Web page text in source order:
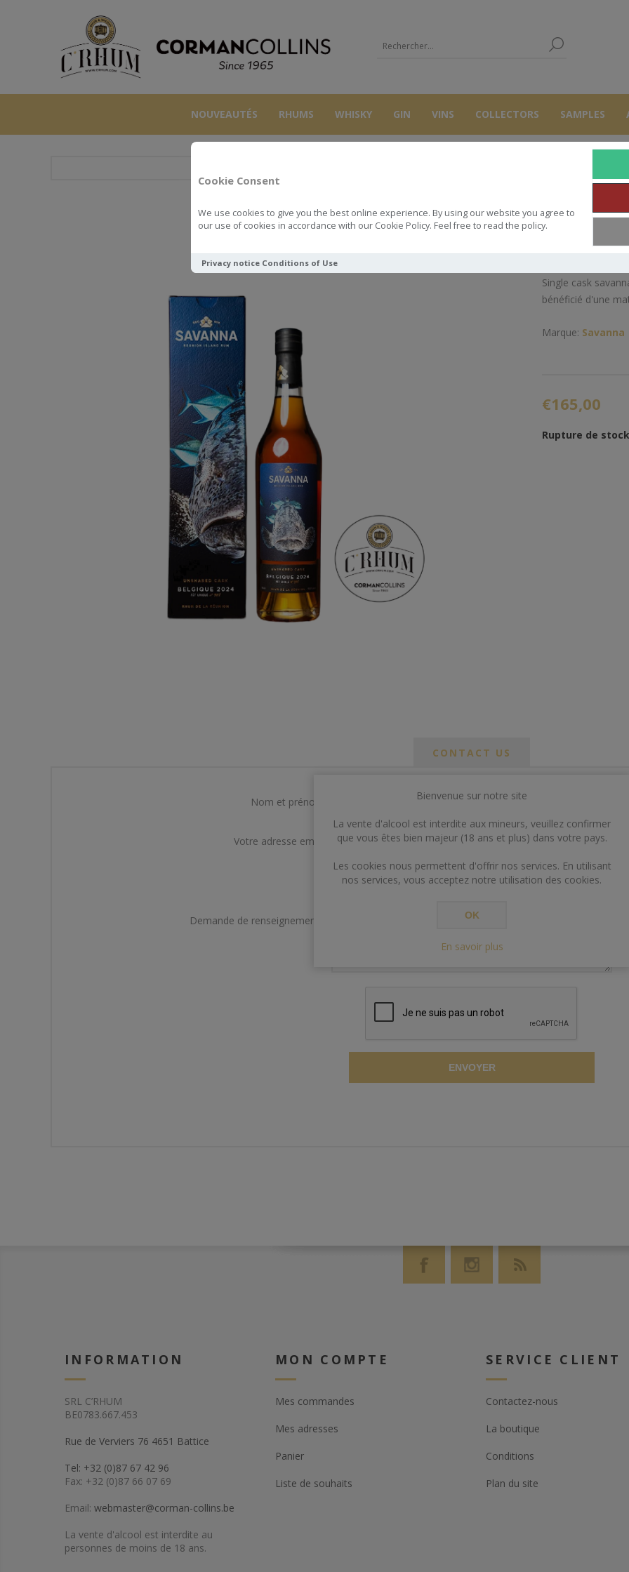
Cookie Consent
We use cookies to give you the best online experience. By using our website you agree to
our use of cookies in accordance with our Cookie Policy. Feel free to read the policy.
Privacy notice Conditions of Use
NOUVEAUTÉS RHUMS WHISKY GIN VINS COLLECTORS SAMPLES
SAVANNA UNSHARED CASK BELGIUM 2024
Single cask
bénéficié d'une
Marque: Savanna
€165,00
Rupture de stock
CONTACT US
Nom et prénom
Votre adresse email
Demande de renseignements
ENVOYER
INFORMATION
SRL C’RHUM
BE0783.667.453
Rue de Verviers 76 4651 Battice
Tel: +32 (0)87 67 42 96
Fax: +32 (0)87 66 07 69
Email: webmaster@corman-collins.be
La vente d'alcool est interdite au
personnes de moins de 18 ans.
MON COMPTE
Mes commandes
Mes adresses
Panier
Liste de souhaits
SERVICE CLIENT
Contactez-nous
La boutique
Conditions
Plan du site
Bienvenue sur notre site
La vente d'alcool est interdite aux mineurs, veuillez confirmer
que vous êtes bien majeur (18 ans et plus) dans votre pays.
Les cookies nous permettent d'offrir nos services. En utilisant
nos services, vous acceptez notre utilisation des cookies.
OK
En savoir plus